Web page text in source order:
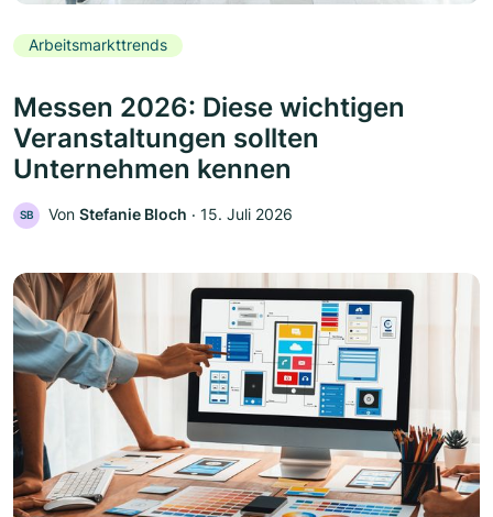
Arbeitsmarkttrends
Messen 2026: Diese wichtigen
Veranstaltungen sollten
Unternehmen kennen
SB Von Stefanie Bloch ‧ 15. Juli 2026